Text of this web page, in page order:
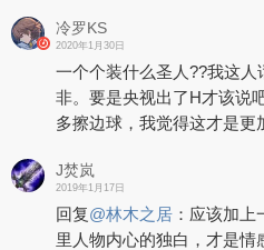
冷罗KS
2020年1月30日
一个个装什么圣人??我这
非。要是央视出了H才该说
多擦边球，我觉得这才是更
J焚岚
2019年1月17日
回复@林木之居 ： 应该加上
里人物内心的独白，才是情